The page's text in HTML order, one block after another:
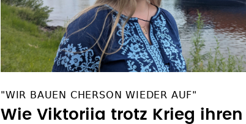
"WIR BAUEN CHERSON WIEDER AUF"
Wie Viktoriia trotz Krieg ihren